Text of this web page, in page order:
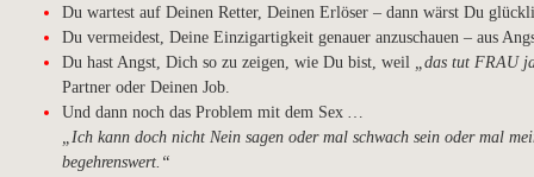
Du wartest auf Deinen Retter, Deinen Erlöser – dann wärst Du
Du vermeidest, Deine Einzigartigkeit genauer anzuschauen – aus
Du hast Angst, Dich so zu zeigen, wie Du bist, weil „das tut FRAU
Partner oder Deinen Job.
Und dann noch das Problem mit dem Sex …
„Ich kann doch nicht Nein sagen oder mal schwach sein oder mal
begehrenswert.“